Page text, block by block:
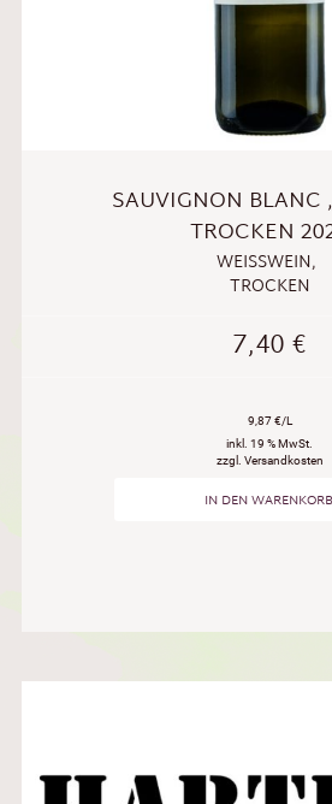
SAUVIGNON BLANC
TROCKEN
WEISSWEIN ,
TROCKEN
7,40€
9,87 €/L
inkl. 19 % MwSt.
zzgl. Versandkosten
IN DEN WARENKORB